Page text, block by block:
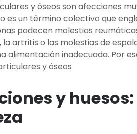
y óseos son afecciones
es un término colectivo que
padecen molestias
artritis o las molestias de
alimentación inadecuada. Por
y óseos
y